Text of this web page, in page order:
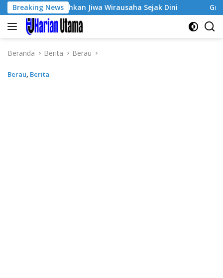
Langsung
ke
konten
Breaking NewsJiwa Wirausaha Sejak Dini GratisPol Sukses
Beranda Berita Berau
Berau, Berita